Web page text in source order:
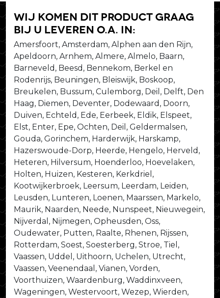
Wij komen dit product graag
bij u leveren o.a. in:
Amersfoort, Amsterdam, Alphen aan den Rijn,
Apeldoorn, Arnhem, Almere, Almelo, Baarn,
Barneveld, Beesd, Bennekom, Berkel en
Rodenrijs, Beuningen, Bleiswijk, Boskoop,
Breukelen, Bussum, Culemborg, Deil, Delft, Den
Haag, Diemen, Deventer, Dodewaard, Doorn,
Duiven, Echteld, Ede, Eerbeek, Eldik, Elspeet,
Elst, Enter, Epe, Ochten, Deil, Geldermalsen,
Gouda, Gorinchem, Harderwijk, Harskamp,
Hazerswoude-Dorp, Heerde, Hengelo, Herveld,
Heteren, Hilversum, Hoenderloo, Hoevelaken,
Holten, Huizen, Kesteren, Kerkdriel,
Kootwijkerbroek, Leersum, Leerdam, Leiden,
Leusden, Lunteren, Loenen, Maarssen, Markelo,
Maurik, Naarden, Neede, Nunspeet, Nieuwegein,
Nijverdal, Nijmegen, Opheusden, Oss,
Oudewater, Putten, Raalte, Rhenen, Rijssen,
Rotterdam, Soest, Soesterberg, Stroe, Tiel,
Vaassen, Uddel, Uithoorn, Uchelen, Utrecht,
Vaassen, Veenendaal, Vianen, Vorden,
Voorthuizen, Waardenburg, Waddinxveen,
Wageningen, Westervoort, Wezep, Wierden,